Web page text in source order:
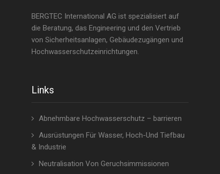
BERGTEC International AG ist spezialisiert auf
die Beratung, das Engineering und den Vertrieb
von Sicherheitsanlagen, Gebäudezugängen und
Hochwasserschutzeinrichtungen.
Links
Abnehmbare Hochwasserschutz – barrieren
Ausrüstungen Für Wasser, Hoch-Und Tiefbau
& Industrie
Neutralisation Von Geruchsimmissionen